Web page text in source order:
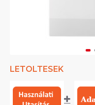
LETOLTESEK